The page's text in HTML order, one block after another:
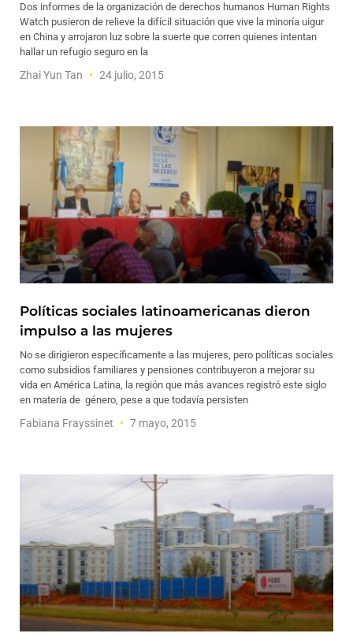
Dos informes de la organización de derechos humanos Human Rights
Watch pusieron de relieve la difícil situación que vive la minoría uigur
en China y arrojaron luz sobre la suerte que corren quienes intentan
hallar un refugio seguro en la
Zhai Yun Tan 24 julio, 2015
Políticas sociales latinoamericanas dieron
impulso a las mujeres
No se dirigieron específicamente a las mujeres, pero políticas sociales
como subsidios familiares y pensiones contribuyeron a mejorar su
vida en América Latina, la región que más avances registró este siglo
en materia de género, pese a que todavía persisten
Fabiana Frayssinet 7 mayo, 2015